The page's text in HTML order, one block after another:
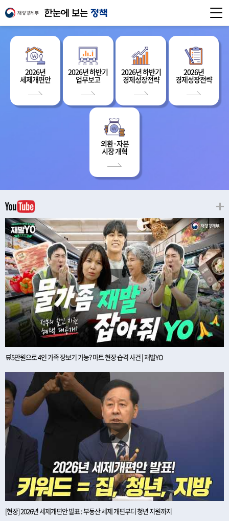
2026년
세제개편안
2026년 하반기
업무보고
2026년 하반기
경제성장전략
2026년
경제성장전략
외환·자본
시장 개혁
🛒5만원으로 4인 가족 장보기 가능? 마트 현장 습격 사건 | 재발YO
[현장] 2026년 세제개편안 발표 : 부동산 세제 개편부터 청년 지원까지